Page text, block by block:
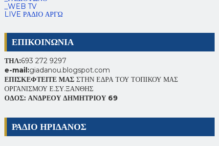
_WEB TV
LIVE ΡΑΔΙΟ ΑΡΓΩ
ΕΠΙΚΟΙΝΩΝΙΑ
ΤΗΛ:693 272 9297
e-mail:giadanou.blogspot.com
ΕΠΙΣΚΕΦΤΕΙΤΕ ΜΑΣΣΤΗΝ ΕΔΡΑ ΤΟΥ ΤΟΠΙΚΟΥ ΜΑΣ
ΟΡΓΑΝΙΣΜΟΥ Ε.ΣΥ.ΞΑΝΘΗΣ
ΟΔΟΣ: ΑΝΔΡΕΟΥ ΔΗΜΗΤΡΙΟΥ 69
ΡΑΔΙΟ ΗΡΙΔΑΝΟΣ